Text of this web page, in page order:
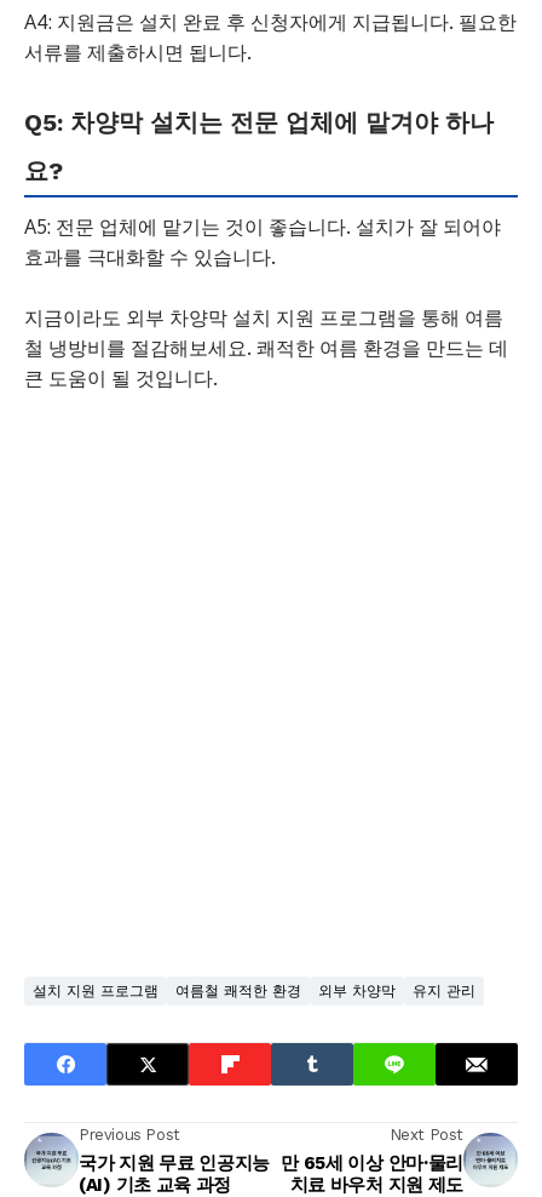
A4: 지원금은 설치 완료 후 신청자에게 지급됩니다. 필요한
서류를 제출하시면 됩니다.
Q5: 차양막 설치는 전문 업체에 맡겨야 하나
요?
A5: 전문 업체에 맡기는 것이 좋습니다. 설치가 잘 되어야
효과를 극대화할 수 있습니다.
지금이라도 외부 차양막 설치 지원 프로그램을 통해 여름
철 냉방비를 절감해보세요. 쾌적한 여름 환경을 만드는 데
큰 도움이 될 것입니다.
설치 지원 프로그램 여름철 쾌적한 환경 외부 차양막 유지 관리
Previous Post
국가 지원 무료 인공지능
(AI) 기초 교육 과정
Next Post
만 65세 이상 안마·물리
치료 바우처 지원 제도